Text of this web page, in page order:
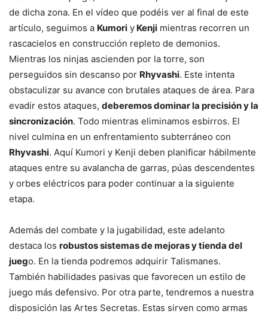
de dicha zona. En el vídeo que podéis ver al final de este
artículo, seguimos a Kumori y Kenji mientras recorren un
rascacielos en construcción repleto de demonios.
Mientras los ninjas ascienden por la torre, son
perseguidos sin descanso por Rhyvashi. Este intenta
obstaculizar su avance con brutales ataques de área. Para
evadir estos ataques, deberemos dominar la precisión y la
sincronización. Todo mientras eliminamos esbirros. El
nivel culmina en un enfrentamiento subterráneo con
Rhyvashi. Aquí Kumori y Kenji deben planificar hábilmente
ataques entre su avalancha de garras, púas descendentes
y orbes eléctricos para poder continuar a la siguiente
etapa.
Además del combate y la jugabilidad, este adelanto
destaca los robustos sistemas de mejoras y tienda del
juego. En la tienda podremos adquirir Talismanes.
También habilidades pasivas que favorecen un estilo de
juego más defensivo. Por otra parte, tendremos a nuestra
disposición las Artes Secretas. Estas sirven como armas